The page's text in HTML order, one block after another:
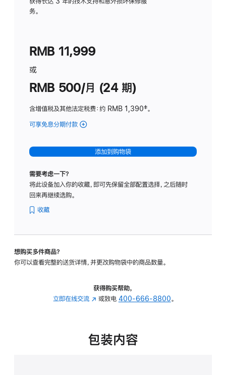
务。
RMB 11,999
或
RMB 500/月 (24 期)
含增值税及其他法定税费：约 RMB 1,390脚
‡。
可享免息分期付款 (Studio
-
标
璃
转
的
添加到购物袋
需要考虑一下？
将此设备加入你的收藏，即可先保留全部配置选择，之后随时
回来再继续选购。
收藏
想购买多件商品？
你可以查看完整的送货详情，并更改购物袋中的商品数量。
获得购买帮助，
立即在线交流 (在
中
或致电 400-666-8800。
包装内容